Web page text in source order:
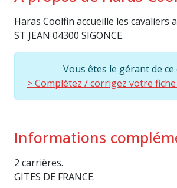
Haras Coolfin accueille les cavaliers
ST JEAN 04300 SIGONCE.
Vous êtes le gérant de ce
> Complétez / corrigez votre
Informations
2 carrières.
GITES DE FRANCE.